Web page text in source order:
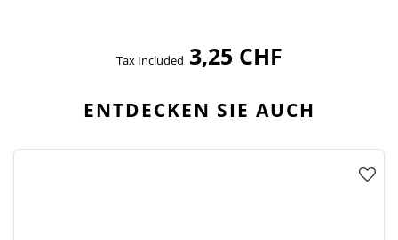
Tax Included 3,25 CHF
ENTDECKEN SIE AUCH